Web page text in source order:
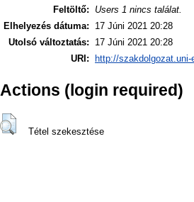
Feltöltő:
Users 1 nincs találat.
Elhelyezés dátuma:
17 Júni 2021 20:28
Utolsó változtatás:
17 Júni 2021 20:28
URI:
http://
Actions (login required)
Tétel szekesztése